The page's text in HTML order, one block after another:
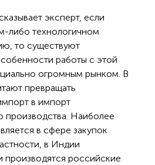
эксперт, если
либо технологичном
то существуют
работы с этой
огромным рынком. В
превращать
в импорт
производства. Наиболее
в сфере закупок
в Индии
производятся российские